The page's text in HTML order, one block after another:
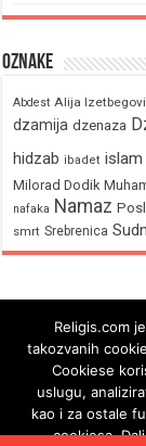
Oznake
Abdest Alija
dzamija dzenaza
hidzab ibadet islam
Milorad Dodik
nafaka Namaz
smrt Srebrenica
Religis.com
takozvanih
Cookiese
uslugu,
kao i za ostale
cookiesa.